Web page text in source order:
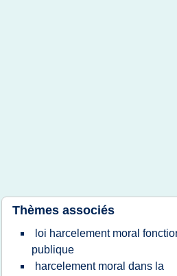
Thèmes associés
loi harcelement moral
publique
harcelement moral dans la